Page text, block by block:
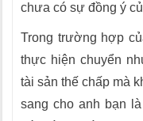
chưa có sự đồng ý
Trong trường hợp
thực hiện chuyển
tài sản thế chấp mà
sang cho anh bạn